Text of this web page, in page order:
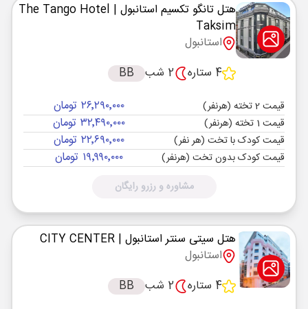
هتل تانگو تکسیم استانبول | The Tango Hotel
Taksim
استانبول
4 ستاره
2 شب BB
قیمت 2 تخته (هرنفر) ۲۶٬۲۹۰٬۰۰۰ تومان
قیمت 1 تخته (هرنفر) ۳۲٬۴۹۰٬۰۰۰ تومان
قیمت کودک با تخت (هر نفر) ۲۲٬۶۹۰٬۰۰۰ تومان
قیمت کودک بدون تخت (هرنفر) ۱۹٬۹۹۰٬۰۰۰ تومان
مشاوره و رزرو رایگان
هتل سیتی سنتر استانبول | CITY CENTER
استانبول
4 ستاره
2 شب BB